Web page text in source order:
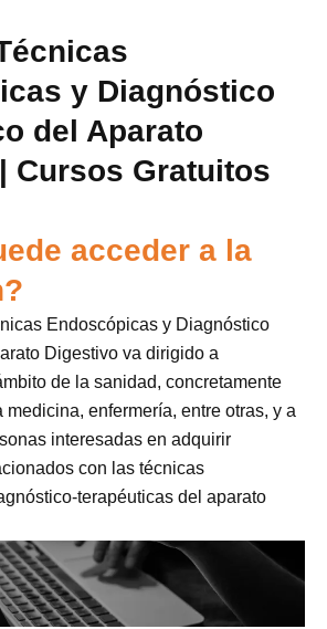
y Diagnóstico
del Aparato
Cursos Gratuitos
acceder a la
Endoscópicas y Diagnóstico
Digestivo va dirigido a
de la sanidad, concretamente
enfermería, entre otras, y a
interesadas en adquirir
con las técnicas
terapéuticas del aparato